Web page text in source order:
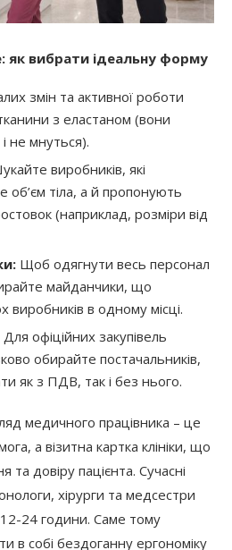
як вибрати ідеальну форму
змін та активної роботи
з еластаном (вони
не мнуться).
виробників, які
тіла, а й пропонують
(наприклад, розміри від
Щоб одягнути весь персонал
майданчики, що
виробників в одному місці.
Для офіційних закупівель
обирайте постачальників,
як з ПДВ, так і без нього.
медичного працівника – це
а візитна картка клініки, що
довіру пацієнта. Сучасні
хірурги та медсестри
24 години. Саме тому
в собі бездоганну ергономіку